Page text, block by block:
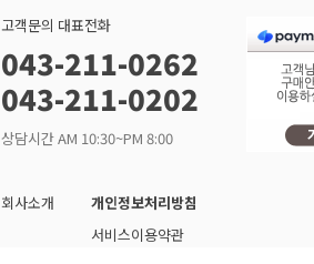
고객문의 대표전화
043-211-0262
043-211-0202
상담시간 AM 10:30~PM 8:00
회사소개
개인정보처리방침
서비스이용약관